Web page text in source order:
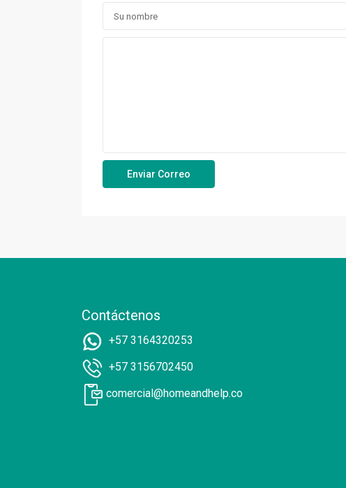
Contáctenos
+57 3164320253
+57 3156702450
comercial@homeandhelp.co